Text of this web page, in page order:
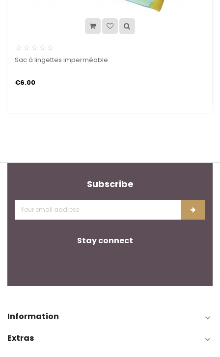
Sac à lingettes imperméable
€6.00
Subscribe
Stay connect
Information 
Extras 